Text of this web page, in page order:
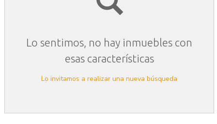
Lo sentimos, no hay inmuebles con
esas características
Lo invitamos a realizar una nueva búsqueda